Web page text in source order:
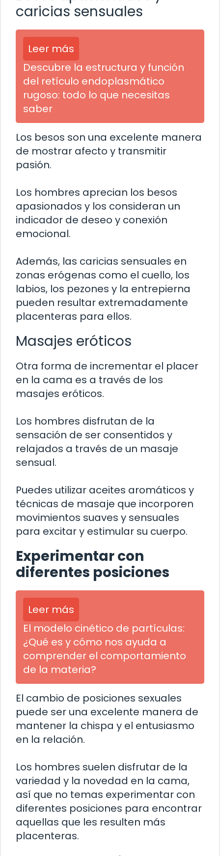
caricias sensuales
Leer más
Descubre la estructura y función
del retículo endoplasmático
rugoso: todo lo que necesitas
saber
Los besos son una excelente manera
de mostrar afecto y transmitir
pasión.
Los hombres aprecian los besos
apasionados y los consideran un
indicador de deseo y conexión
emocional.
Además, las caricias sensuales en
zonas erógenas como el cuello, los
labios, los pezones y la entrepierna
pueden resultar extremadamente
placenteras para ellos.
Masajes eróticos
Otra forma de incrementar el placer
en la cama es a través de los
masajes eróticos.
Los hombres disfrutan de la
sensación de ser consentidos y
relajados a través de un masaje
sensual.
Puedes utilizar aceites aromáticos y
técnicas de masaje que incorporen
movimientos suaves y sensuales
para excitar y estimular su cuerpo.
Experimentar con
diferentes posiciones
Leer más
El modelo cinético de partículas:
¿Qué es y cómo nos ayuda a
comprender el comportamiento
de la materia?
El cambio de posiciones sexuales
puede ser una excelente manera de
mantener la chispa y el entusiasmo
en la relación.
Los hombres suelen disfrutar de la
variedad y la novedad en la cama,
así que no temas experimentar con
diferentes posiciones para encontrar
aquellas que les resulten más
placenteras.